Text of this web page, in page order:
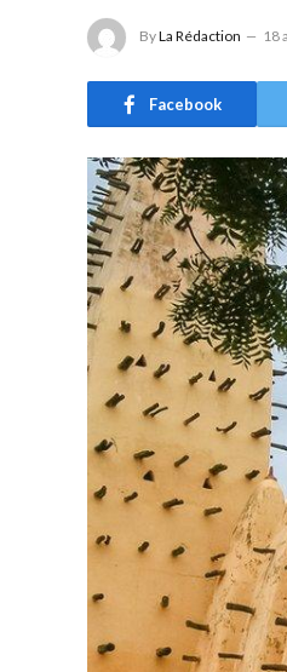
ByLa Rédaction 18
Facebook